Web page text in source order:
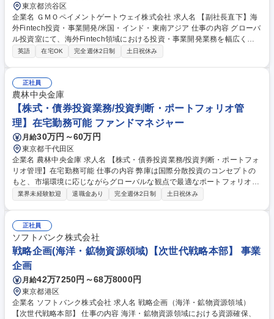
東京都渋谷区
企業名 ＧＭＯペイメントゲートウェイ株式会社 求人名 【副社長直下】海
外Fintech投資・事業開発/米国・インド・東南アジア 仕事の内容 グローバ
ル投資室にて、海外Fintech領域における投資・事業開発業務を幅広く担
っていただきます。具体的には、以下のような業務を想定しています。
海外VCファンドへのLP出資関連業務 ■海外現地ネットワーキング 出資先
との協業推進に加え、出資に至らなかった有望なFintech事業者について
も、日本国内における当社グループとの事業提携・協業可能性を模索し、
具体的な事業開発を推進します。 募集職種 【副社長直下】海外Fintech投
資・事業開発/米国・インド・東南アジア
英語 在宅OK 完全週休2日制 土日祝休み
正社員
農林中央金庫
【株式・債券投資業務/投資判断・ポートフォリオ管
理】在宅勤務可能 ファンドマネジャー
月給30万円～60万円
東京都千代田区
企業名 農林中央金庫 求人名 【株式・債券投資業務/投資判断・ポートフォ
リオ管理】在宅勤務可能 仕事の内容 弊庫は国際分散投資のコンセプトの
もと、市場環境に応じながらグローバルな観点で最適なポートフォリオ構
築に努めています。 債券、投資適格社債、ハイイールド社債、株式投資に
内最大規模の機関投資家として、広く深く投資機会に触れられる点が特徴
です。責任感を持って仕事に取り組んでいただける環境となっています。
募集職種 【株式・債券投資業務/投資判断・ポートフォリオ管理】在宅勤
務可能
業界未経験歓迎 退職金あり 完全週休2日制 土日祝休み
正社員
ソフトバンク株式会社
戦略企画(海洋・鉱物資源領域)【次世代戦略本部】 事業
企画
月給42万7250円～68万8000円
東京都港区
企業名 ソフトバンク株式会社 求人名 戦略企画（海洋・鉱物資源領域）
【次世代戦略本部】 仕事の内容 海洋・鉱物資源領域における資源確保、